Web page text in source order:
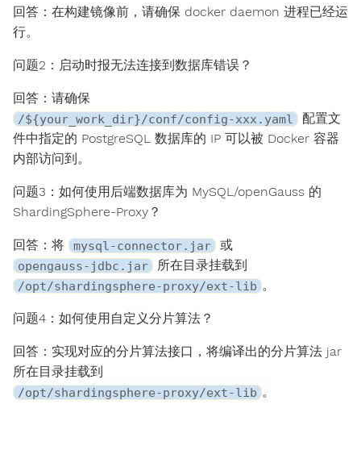
回答：在构建镜像前，请确保 docker daemon 进程已经运
行。
问题2：启动时报无法连接到数据库错误？
回答：请确保
/${your_work_dir}/conf/config-xxx.yaml
配置文
件中指定的 PostgreSQL 数据库的 IP 可以被 Docker 容器
内部访问到。
问题3：如何使用后端数据库为 MySQL/openGauss 的
ShardingSphere-Proxy？
回答：将 mysql-connector.jar 或
opengauss-jdbc.jar 所在目录挂载到
/opt/shardingsphere-proxy/ext-lib 。
问题4：如何使用自定义分片算法？
回答：实现对应的分片算法接口，将编译出的分片算法 jar
所在目录挂载到
/opt/shardingsphere-proxy/ext-lib 。